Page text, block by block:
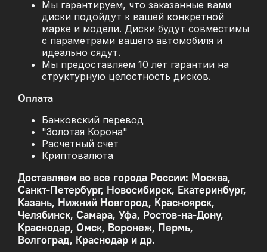
Мы гарантируем, что заказанные вами
диски подойдут к вашей конкретной
марке и модели. Диски будут совместимы
с параметрами вашего автомобиля и
идеально сядут.
Мы предоставляем 10 лет гарантии на
структурную целостность дисков.
Оплата
Банковский перевод
"Золотая Корона"
Расчетный счет
Криптовалюта
Доставляем во все города России: Москва,
Санкт-Петербург, Новосибирск, Екатеринбург,
Казань, Нижний Новгород, Красноярск,
Челябинск, Самара, Уфа, Ростов-на-Дону,
Краснодар, Омск, Воронеж, Пермь,
Волгоград, Краснодар и др.